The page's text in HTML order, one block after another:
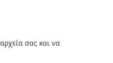
σας και να